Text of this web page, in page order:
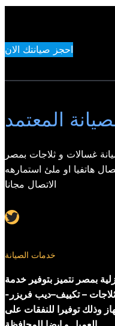
احجز صيانتك الان
المعتمد
غسالات و ثلاجات بمصر
هاتفيا او ملئ استمارهه
الاتصال مجانا
Twitter
خدمات الصيانة
بمصر نتميز بتوفير خدمة
– تكييف–ديب فريزر-
وذلك توفيرا للنفقات على